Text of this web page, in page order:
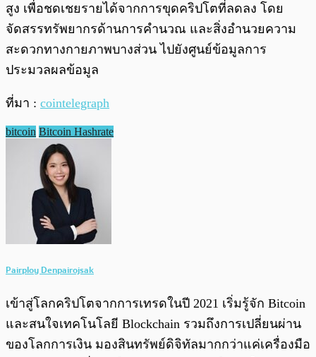
สูง เพื่อชดเชยรายได้จากการขุดคริปโตที่ลดลง โดย
จัดสรรทรัพยากรด้านการคำนวณ และสิ่งอำนวยความ
สะดวกทางกายภาพบางส่วน ไปยังศูนย์ข้อมูลการ
ประมวลผลข้อมูล
ที่มา : cointelegraph
bitcoin Bitcoin Hashrate
Pairploy Denpairojsak
เข้าสู่โลกคริปโตจากการเทรดในปี 2021 เริ่มรู้จัก Bitcoin
และสนใจเทคโนโลยี Blockchain รวมถึงการเปลี่ยนผ่าน
ของโลกการเงิน มองสินทรัพย์ดิจิทัลมากกว่าแค่เครื่องมือ